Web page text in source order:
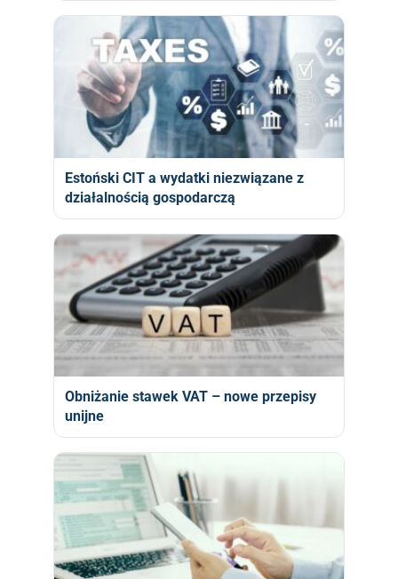
Estoński CIT a wydatki niezwiązane z
działalnością gospodarczą
Obniżanie stawek VAT – nowe przepisy
unijne